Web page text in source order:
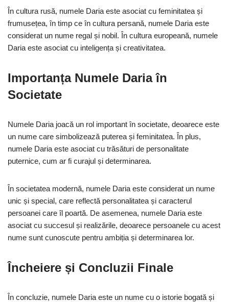
În cultura rusă, numele Daria este asociat cu feminitatea și
frumusețea, în timp ce în cultura persană, numele Daria este
considerat un nume regal și nobil. În cultura europeană, numele
Daria este asociat cu inteligența și creativitatea.
Importanța Numele Daria în
Societate
Numele Daria joacă un rol important în societate, deoarece este
un nume care simbolizează puterea și feminitatea. În plus,
numele Daria este asociat cu trăsături de personalitate
puternice, cum ar fi curajul și determinarea.
În societatea modernă, numele Daria este considerat un nume
unic și special, care reflectă personalitatea și caracterul
persoanei care îl poartă. De asemenea, numele Daria este
asociat cu succesul și realizările, deoarece persoanele cu acest
nume sunt cunoscute pentru ambiția și determinarea lor.
Încheiere și Concluzii Finale
În concluzie, numele Daria este un nume cu o istorie bogată și